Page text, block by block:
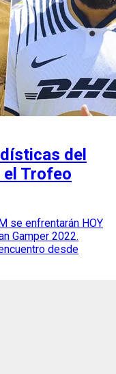
del
el Trofeo
se enfrentarán HOY
Gamper 2022.
desde